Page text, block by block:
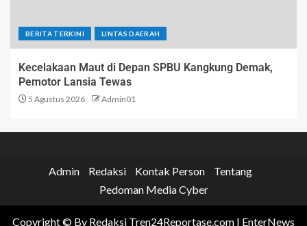
BERITA TERKINI LINTAS DAERAH
Kecelakaan Maut di Depan SPBU Kangkung Demak,
Pemotor Lansia Tewas
5 Agustus 2026 Admin01
Admin Redaksi Kontak Person
Tentang
Pedoman Media Cyber
Copyright © By Redaksi Tren24Reportase.com | EnterNews